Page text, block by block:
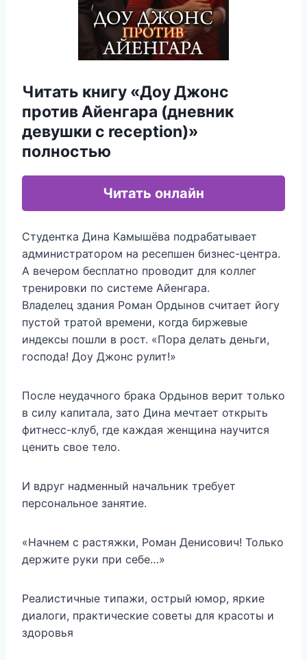
Читать книгу «Доу Джонс
против Айенгара (дневник
девушки с reception)»
полностью
Читать онлайн
Студентка Дина Камышёва подрабатывает
администратором на ресепшен бизнес-центра.
А вечером бесплатно проводит для коллег
тренировки по системе Айенгара.
Владелец здания Роман Ордынов считает йогу
пустой тратой времени, когда биржевые
индексы пошли в рост. «Пора делать деньги,
господа! Доу Джонс рулит!»
После неудачного брака Ордынов верит только
в силу капитала, зато Дина мечтает открыть
фитнесс-клуб, где каждая женщина научится
ценить свое тело.
И вдруг надменный начальник требует
персональное занятие.
«Начнем с растяжки, Роман Денисович! Только
держите руки при себе…»
Реалистичные типажи, острый юмор, яркие
диалоги, практические советы для красоты и
здоровья